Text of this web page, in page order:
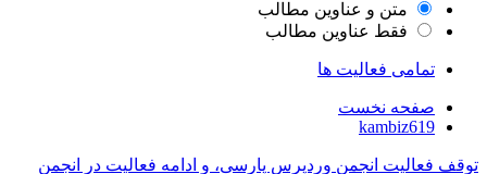
متن و عناوین مطالب
فقط عناوین مطالب
تمامی فعالیت ها
صفحه نخست
kambiz619
توقف فعالیت انجمن وردپرس پارسی، و ادامه فعالیت در انجمن